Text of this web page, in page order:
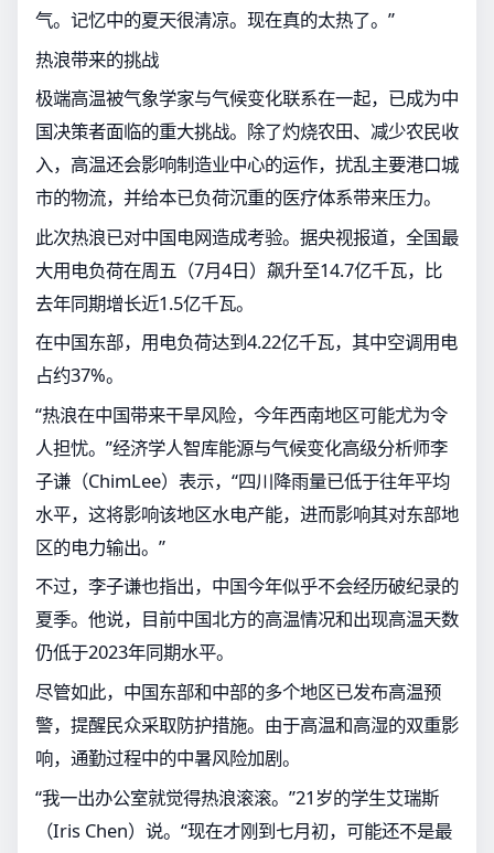
气。记忆中的夏天很清凉。现在真的太热了。”
热浪带来的挑战
极端高温被气象学家与气候变化联系在一起，已成为中
国决策者面临的重大挑战。除了灼烧农田、减少农民收
入，高温还会影响制造业中心的运作，扰乱主要港口城
市的物流，并给本已负荷沉重的医疗体系带来压力。
此次热浪已对中国电网造成考验。据央视报道，全国最
大用电负荷在周五（7月4日）飙升至14.7亿千瓦，比
去年同期增长近1.5亿千瓦。
在中国东部，用电负荷达到4.22亿千瓦，其中空调用电
占约37%。
“热浪在中国带来干旱风险，今年西南地区可能尤为令
人担忧。”经济学人智库能源与气候变化高级分析师李
子谦（ChimLee）表示，“四川降雨量已低于往年平均
水平，这将影响该地区水电产能，进而影响其对东部地
区的电力输出。”
不过，李子谦也指出，中国今年似乎不会经历破纪录的
夏季。他说，目前中国北方的高温情况和出现高温天数
仍低于2023年同期水平。
尽管如此，中国东部和中部的多个地区已发布高温预
警，提醒民众采取防护措施。由于高温和高湿的双重影
响，通勤过程中的中暑风险加剧。
“我一出办公室就觉得热浪滚滚。”21岁的学生艾瑞斯
（Iris Chen）说。“现在才刚到七月初，可能还不是最